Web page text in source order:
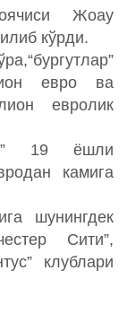
Жоау
кўрди.
евро ва
евролик
19 ёшли
камига
шунингдек
Сити”,
клублари